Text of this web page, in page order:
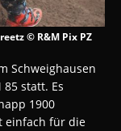
© R&M Pix PZ
Schweighausen
85 statt. Es
1900
einfach für die